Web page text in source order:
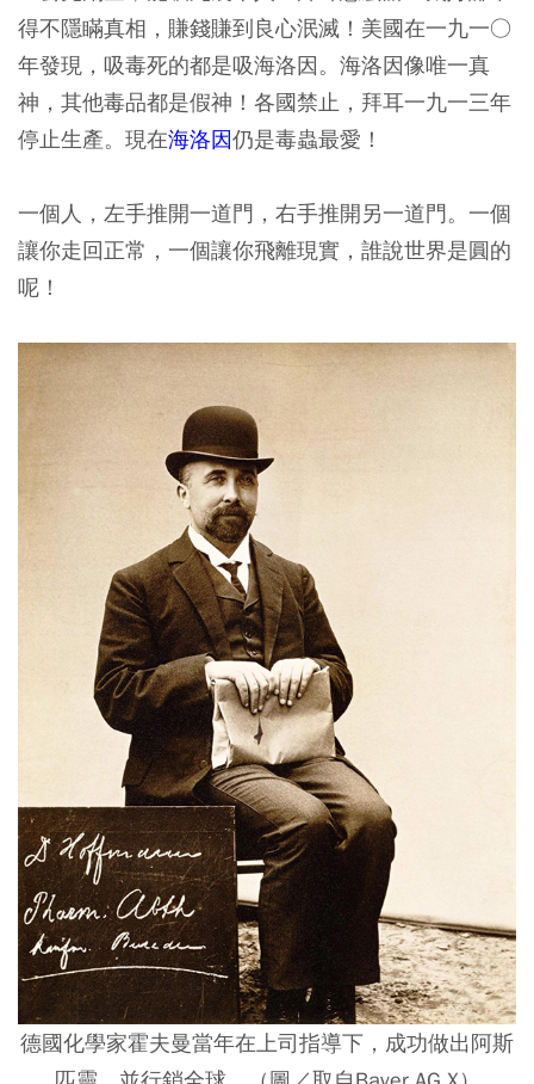
得不隱瞞真相，賺錢賺到良心泯滅！美國在一九一○
年發現，吸毒死的都是吸海洛因。海洛因像唯一真
神，其他毒品都是假神！各國禁止，拜耳一九一三年
停止生產。現在海洛因仍是毒蟲最愛！
一個人，左手推開一道門，右手推開另一道門。一個
讓你走回正常，一個讓你飛離現實，誰說世界是圓的
呢！
德國化學家霍夫曼當年在上司指導下，成功做出阿斯